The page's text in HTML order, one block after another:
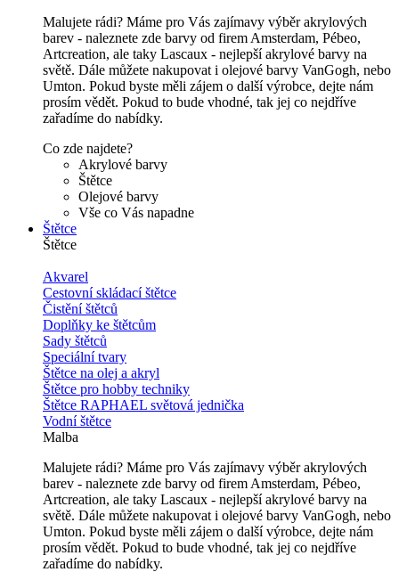
Malujete rádi? Máme pro Vás zajímavy výběr akrylových
barev - naleznete zde barvy od firem Amsterdam, Pébeo,
Artcreation, ale taky Lascaux - nejlepší akrylové barvy na
světě. Dále můžete nakupovat i olejové barvy VanGogh, nebo
Umton. Pokud byste měli zájem o další výrobce, dejte nám
prosím vědět. Pokud to bude vhodné, tak jej co nejdříve
zařadíme do nabídky.
Co zde najdete?
Akrylové barvy
Štětce
Olejové barvy
Vše co Vás napadne
Štětce
Štětce
Akvarel
Cestovní skládací štětce
Čistění štětců
Doplňky ke štětcům
Sady štětců
Speciální tvary
Štětce na olej a akryl
Štětce pro hobby techniky
Štětce RAPHAEL světová jednička
Vodní štětce
Malba
Malujete rádi? Máme pro Vás zajímavy výběr akrylových
barev - naleznete zde barvy od firem Amsterdam, Pébeo,
Artcreation, ale taky Lascaux - nejlepší akrylové barvy na
světě. Dále můžete nakupovat i olejové barvy VanGogh, nebo
Umton. Pokud byste měli zájem o další výrobce, dejte nám
prosím vědět. Pokud to bude vhodné, tak jej co nejdříve
zařadíme do nabídky.